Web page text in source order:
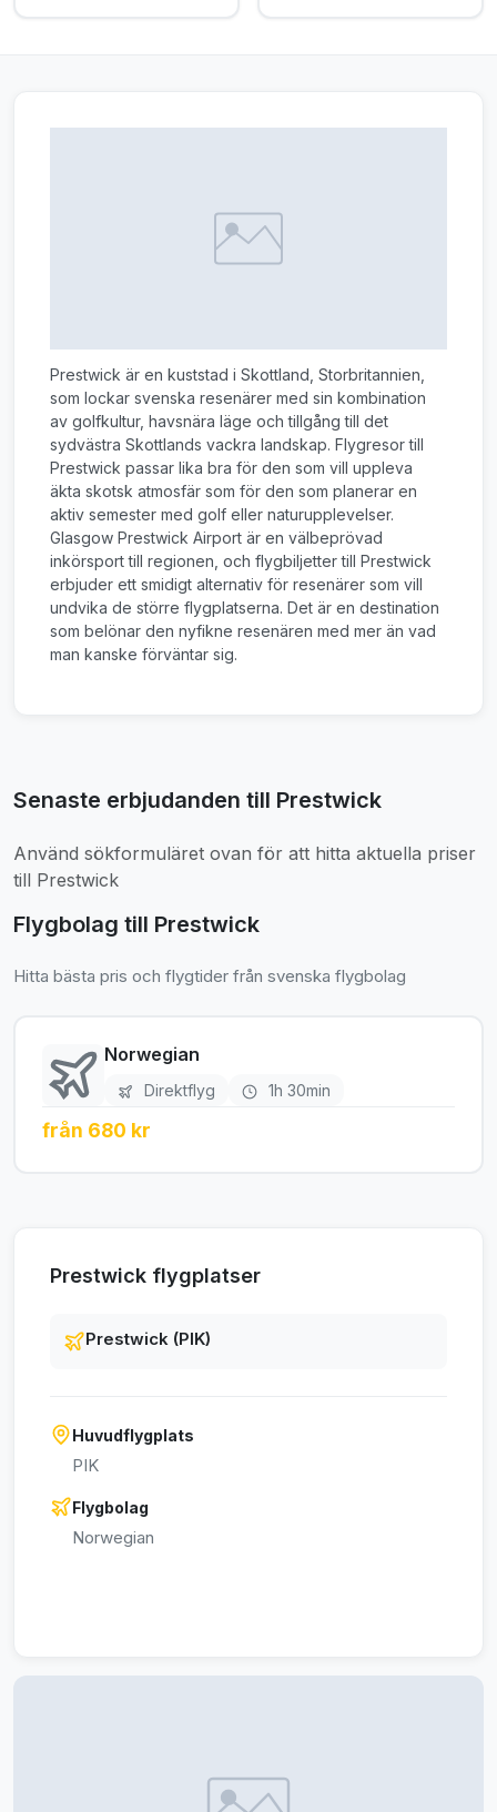
Prestwick är en kuststad i Skottland, Storbritannien,
som lockar svenska resenärer med sin kombination
av golfkultur, havsnära läge och tillgång till det
sydvästra Skottlands vackra landskap. Flygresor till
Prestwick passar lika bra för den som vill uppleva
äkta skotsk atmosfär som för den som planerar en
aktiv semester med golf eller naturupplevelser.
Glasgow Prestwick Airport är en välbeprövad
inkörsport till regionen, och flygbiljetter till Prestwick
erbjuder ett smidigt alternativ för resenärer som vill
undvika de större flygplatserna. Det är en destination
som belönar den nyfikne resenären med mer än vad
man kanske förväntar sig.
Senaste erbjudanden till Prestwick
Använd sökformuläret ovan för att hitta aktuella priser
till Prestwick
Flygbolag till Prestwick
Hitta bästa pris och flygtider från svenska flygbolag
Norwegian
Direktflyg 1h 30min
från 680 kr
Prestwick flygplatser
Prestwick (PIK)
Huvudflygplats
PIK
Flygbolag
Norwegian